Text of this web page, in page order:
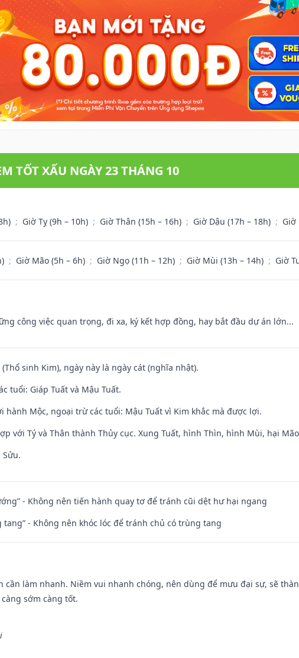
TỐT XẤU NGÀY 23 THÁNG 10
; Giờ Tỵ (9h – 10h) ; Giờ Thân (15h – 16h) ; Giờ Dậu (17h – 18h) ; Giờ
; Giờ Mão (5h – 6h) ; Giờ Ngọ (11h – 12h) ; Giờ Mùi (13h – 14h) ; Giờ
công việc quan trọng, đi xa, ký kết hợp đồng, hay bắt đầu dự án lớn...
sinh Kim), ngày này là ngày cát (nghĩa nhật).
tuổi: Giáp Tuất và Mậu Tuất.
hành Mộc, ngoại trừ các tuổi: Mậu Tuất vì Kim khắc mà được lợi.
với Tý và Thân thành Thủy cục. Xung Tuất, hình Thìn, hình Mùi, hại
Sửu.
- Không nên tiến hành quay tơ để tránh cũi dệt hư hại ngang
tang” - Không nên khóc lóc để tránh chủ có trùng tang
cần làm nhanh. Niềm vui nhanh chóng, nên dùng để mưu đại sự, sẽ
sớm càng tốt.